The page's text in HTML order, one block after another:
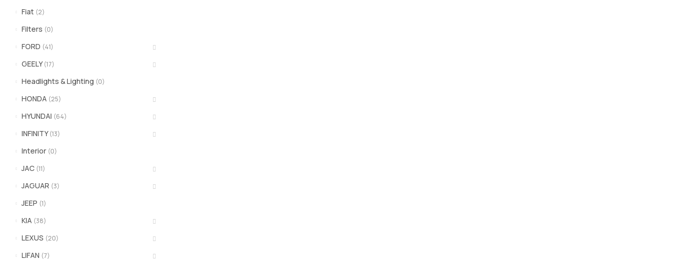
Fiat (2)
Filters (0)
FORD (41)
GEELY (17)
Headlights & Lighting (0)
HONDA (25)
HYUNDAI (64)
INFINITY (13)
Interior (0)
JAC (11)
JAGUAR (3)
JEEP (1)
KIA (38)
LEXUS (20)
LIFAN (7)